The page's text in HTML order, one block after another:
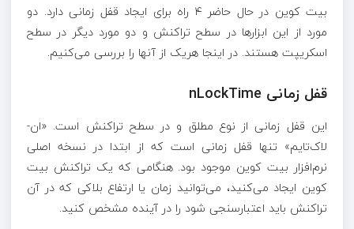
بیت کوین در حال حاضر ۴ راه برای ایجاد قفل زمانی دارد. دو
مورد از این ابزارها در سطح تراکنش و دو مورد دیگر در سطح
اسکریپت هستند. در اینجا هریک از آنها را بررسی می‌کنیم.
قفل زمانی nLockTime
این قفل زمانی از نوع مطلق و در سطح تراکنش است. «ان-
لاک‌تایم» تنها قفل زمانی است که از ابتدا در نسخه اصلی
نرم‌افزار بیت کوین موجود بود. هنگامی که یک تراکنش بیت
کوین ایجاد می‌کنید، می‌توانید زمان یا ارتفاع بلاکی که در آن
تراکنش باید اعتبارسنجی شود را در آینده مشخص کنید.